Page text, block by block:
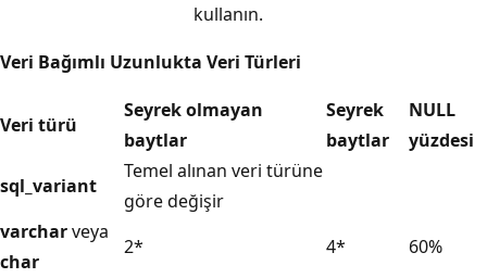
kullanın.
Veri Bağımlı Uzunlukta Veri Türleri
Veri türü
Seyrek olmayan
baytlar
Seyrek
baytlar
NULL
yüzdesi
sql_variant
Temel alınan veri türüne
göre değişir
varcharveya
char
2* 4*
60%